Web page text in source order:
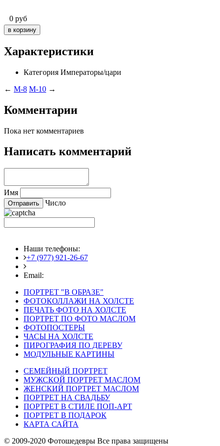
0 руб
Характеристики
Категория Императоры/цари
← M-8 M-10 →
Комментарии
Пока нет комментариев
Написать комментарий
Имя
Число
Наши телефоны:
+7 (977) 921-26-67
Email:
ПОРТРЕТ "В ОБРАЗЕ"
ФОТОКОЛЛАЖИ НА ХОЛСТЕ
ПЕЧАТЬ ФОТО НА ХОЛСТЕ
ПОРТРЕТ ПО ФОТО МАСЛОМ
ФОТОПОСТЕРЫ
ЧАСЫ НА ХОЛСТЕ
ПИРОГРАФИЯ ПО ДЕРЕВУ
МОДУЛЬНЫЕ КАРТИНЫ
СЕМЕЙНЫЙ ПОРТРЕТ
МУЖСКОЙ ПОРТРЕТ МАСЛОМ
ЖЕНСКИЙ ПОРТРЕТ МАСЛОМ
ПОРТРЕТ НА СВАДЬБУ
ПОРТРЕТ В СТИЛЕ ПОП-АРТ
ПОРТРЕТ В ПОДАРОК
КАРТА САЙТА
© 2009-2020 Фотошедевры Все права защищены